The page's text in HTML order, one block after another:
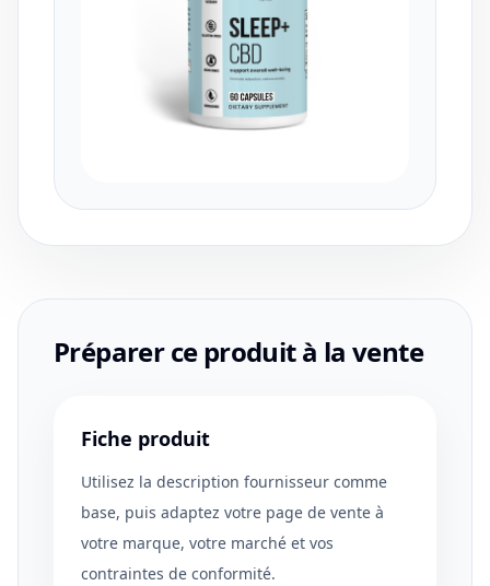
Préparer ce produit à la vente
Fiche produit
Utilisez la description fournisseur comme
base, puis adaptez votre page de vente à
votre marque, votre marché et vos
contraintes de conformité.